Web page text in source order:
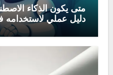
متى يكون الذكاء
دليل عملي لاستخدامه